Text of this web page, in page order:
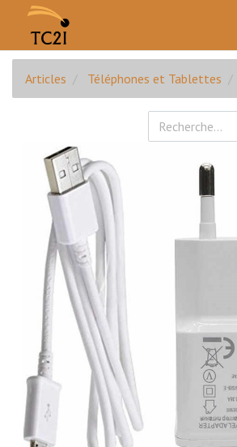
Articles Téléphones et Tablettes